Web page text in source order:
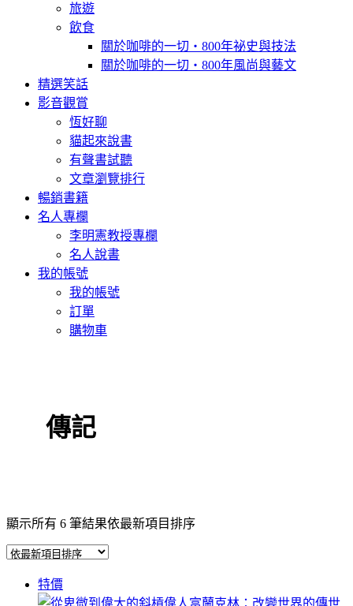
旅遊
飲食
關於咖啡的一切‧800年祕史與技法
關於咖啡的一切‧800年風尚與藝文
精選笑話
影音觀賞
恆好聊
貓起來說書
有聲書試聽
文章瀏覽排行
暢銷書籍
名人專欄
李明憲教授專欄
名人說書
我的帳號
我的帳號
訂單
購物車
傳記
顯示所有 6 筆結果依最新項目排序
特價